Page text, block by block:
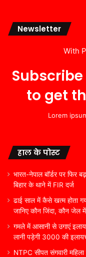
Newsletter
With
to get
Lorem
हाल के पोस्ट
भारत-नेपाल बॉर्डर पर फिर
बिहार के थाने में FIR दर्ज
ढाई साल में कैसे खत्म होता
जानिए कौन जिंदा, कौन जेल
गमले में आसानी से उगाएं
लानी पड़ेगी 3000 की
NTPC सीपत संगवारी महिला